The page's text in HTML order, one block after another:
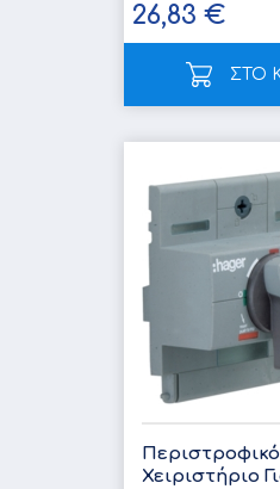
26,83 €
ΣΤΟ
Περιστροφικό
Χειριστήριο